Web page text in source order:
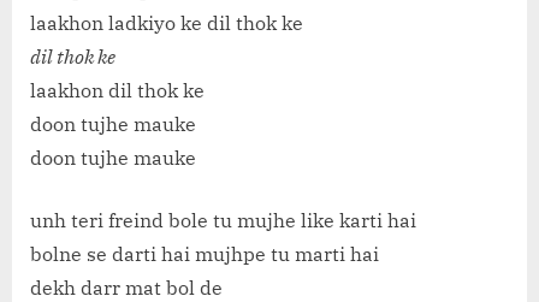
laakhon ladkiyo ke dil thok ke
dil thok ke
laakhon dil thok ke
doon tujhe mauke
doon tujhe mauke
unh teri freind bole tu mujhe like karti hai
bolne se darti hai mujhpe tu marti hai
dekh darr mat bol de